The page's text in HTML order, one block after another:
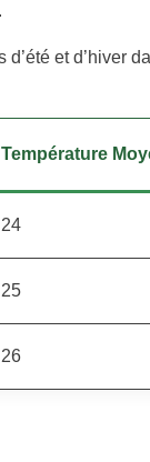
et d’hiver
Température
24
25
26